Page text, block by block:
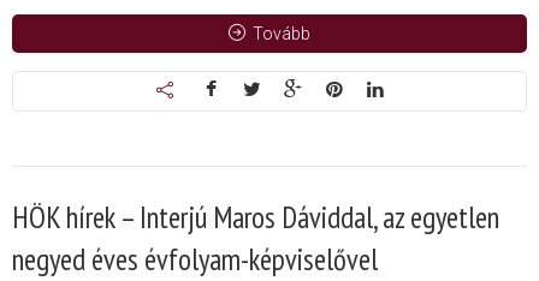
Tovább
HÖK hírek – Interjú Maros Dáviddal, az egyetlen
negyed éves évfolyam-képviselővel